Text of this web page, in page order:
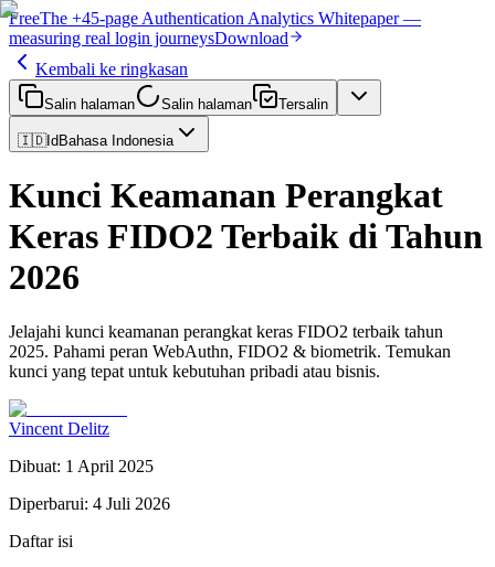
FreeThe +45-page Authentication Analytics Whitepaper —
measuring real login journeysDownload
Kembali ke ringkasan
Salin halaman Salin halaman Tersalin
🇮🇩Id Bahasa Indonesia
Kunci Keamanan Perangkat
Keras FIDO2 Terbaik di Tahun
2026
Jelajahi kunci keamanan perangkat keras FIDO2 terbaik tahun
2025. Pahami peran WebAuthn, FIDO2 & biometrik. Temukan
kunci yang tepat untuk kebutuhan pribadi atau bisnis.
Vincent Delitz
Dibuat: 1 April 2025
Diperbarui: 4 Juli 2026
Daftar isi